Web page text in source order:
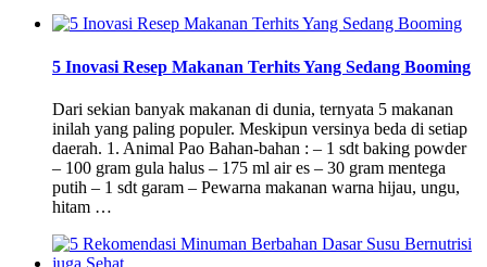
5 Inovasi Resep Makanan Terhits Yang Sedang Booming
Dari sekian banyak makanan di dunia, ternyata 5 makanan
inilah yang paling populer. Meskipun versinya beda di setiap
daerah. 1. Animal Pao Bahan-bahan : – 1 sdt baking powder
– 100 gram gula halus – 175 ml air es – 30 gram mentega
putih – 1 sdt garam – Pewarna makanan warna hijau, ungu,
hitam …